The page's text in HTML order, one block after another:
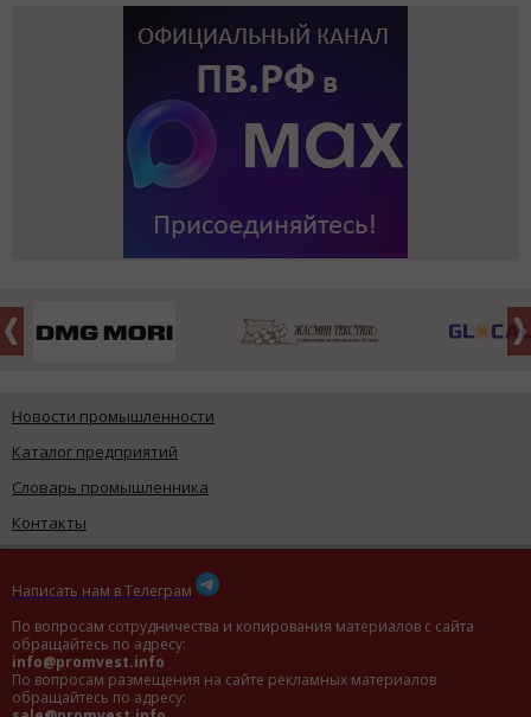
Новости промышленности
Каталог предприятий
Словарь промышленника
Контакты
Написать нам в Телеграм
По вопросам сотрудничества и копирования материалов с сайта
обращайтесь по адресу:
info@promvest.info
По вопросам размещения на сайте рекламных материалов
обращайтесь по адресу: